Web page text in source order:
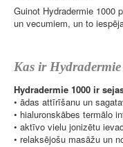
Guinot Hydradermie 1000
un vecumiem, un to
Kas ir
Hydradermie 1000 ir
• ādas attīrīšanu un
• hialuronskābes termālo
• aktīvo vielu jonizētu
• relaksējošu masāžu un